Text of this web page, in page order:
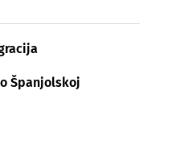
Španjolskoj